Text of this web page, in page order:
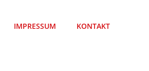
IMPRESSUM KONTAKT